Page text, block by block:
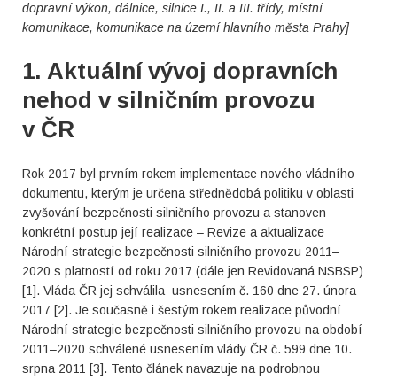
dopravní výkon, dálnice, silnice I., II. a III. třídy, místní
komunikace, komunikace na území hlavního města Prahy]
1. Aktuální vývoj dopravních
nehod v silničním provozu
v ČR
Rok 2017 byl prvním rokem implementace nového vládního
dokumentu, kterým je určena střednědobá politiku v oblasti
zvyšování bezpečnosti silničního provozu a stanoven
konkrétní postup její realizace – Revize a aktualizace
Národní strategie bezpečnosti silničního provozu 2011–
2020 s platností od roku 2017 (dále jen Revidovaná NSBSP)
[1]. Vláda ČR jej schválila usnesením č. 160 dne 27. února
2017 [2]. Je současně i šestým rokem realizace původní
Národní strategie bezpečnosti silničního provozu na období
2011–2020 schválené usnesením vlády ČR č. 599 dne 10.
srpna 2011 [3]. Tento článek navazuje na podrobnou